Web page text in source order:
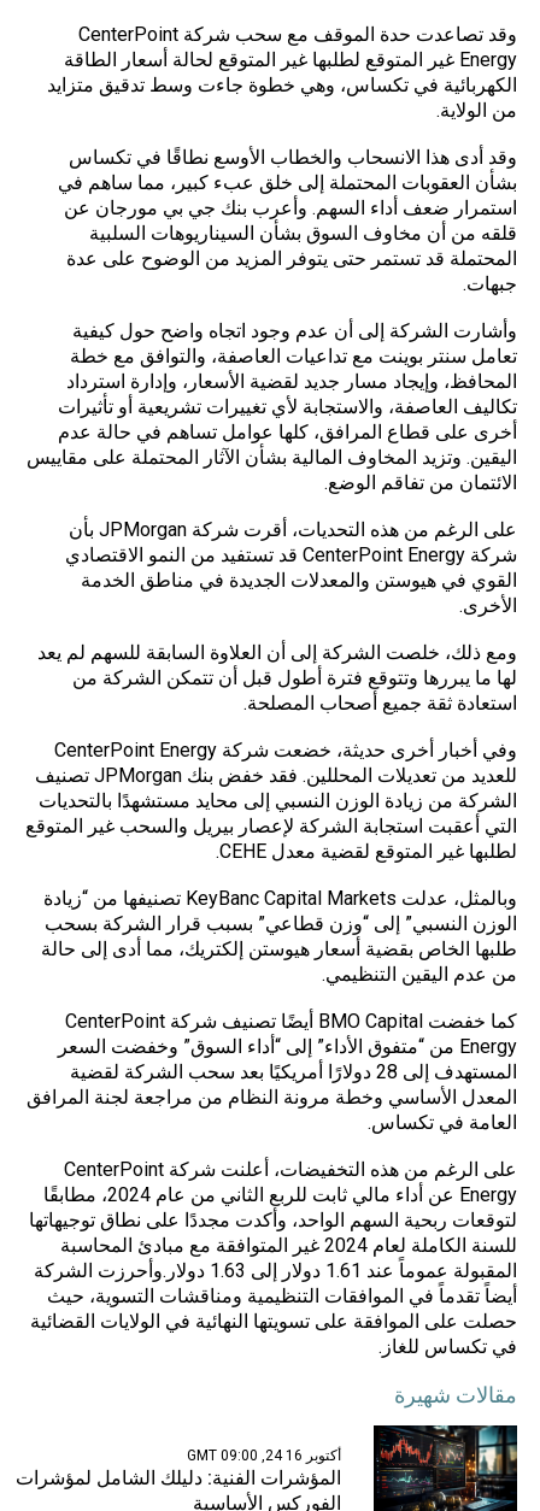
وقد تصاعدت حدة الموقف مع سحب شركة CenterPoint
Energy غير المتوقع لطلبها غير المتوقع لحالة أسعار الطاقة
الكهربائية في تكساس، وهي خطوة جاءت وسط تدقيق متزايد
من الولاية.
وقد أدى هذا الانسحاب والخطاب الأوسع نطاقًا في تكساس
بشأن العقوبات المحتملة إلى خلق عبء كبير، مما ساهم في
استمرار ضعف أداء السهم. وأعرب بنك جي بي مورجان عن
قلقه من أن مخاوف السوق بشأن السيناريوهات السلبية
المحتملة قد تستمر حتى يتوفر المزيد من الوضوح على عدة
جبهات.
وأشارت الشركة إلى أن عدم وجود اتجاه واضح حول كيفية
تعامل سنتر بوينت مع تداعيات العاصفة، والتوافق مع خطة
المحافظ، وإيجاد مسار جديد لقضية الأسعار، وإدارة استرداد
تكاليف العاصفة، والاستجابة لأي تغييرات تشريعية أو تأثيرات
أخرى على قطاع المرافق، كلها عوامل تساهم في حالة عدم
اليقين. وتزيد المخاوف المالية بشأن الآثار المحتملة على مقاييس
الائتمان من تفاقم الوضع.
على الرغم من هذه التحديات، أقرت شركة JPMorgan بأن
شركة CenterPoint Energy قد تستفيد من النمو الاقتصادي
القوي في هيوستن والمعدلات الجديدة في مناطق الخدمة
الأخرى.
ومع ذلك، خلصت الشركة إلى أن العلاوة السابقة للسهم لم يعد
لها ما يبررها وتتوقع فترة أطول قبل أن تتمكن الشركة من
استعادة ثقة جميع أصحاب المصلحة.
وفي أخبار أخرى حديثة، خضعت شركة CenterPoint Energy
للعديد من تعديلات المحللين. فقد خفض بنك JPMorgan تصنيف
الشركة من زيادة الوزن النسبي إلى محايد مستشهدًا بالتحديات
التي أعقبت استجابة الشركة لإعصار بيريل والسحب غير المتوقع
لطلبها غير المتوقع لقضية معدل CEHE.
وبالمثل، عدلت KeyBanc Capital Markets تصنيفها من “زيادة
الوزن النسبي” إلى “وزن قطاعي” بسبب قرار الشركة بسحب
طلبها الخاص بقضية أسعار هيوستن إلكتريك، مما أدى إلى حالة
من عدم اليقين التنظيمي.
كما خفضت BMO Capital أيضًا تصنيف شركة CenterPoint
Energy من “متفوق الأداء” إلى “أداء
السوق” وخفضت السعر
المستهدف إلى 28 دولارًا أمريكيًا بعد سحب الشركة لقضية
المعدل الأساسي وخطة مرونة النظام من مراجعة لجنة المرافق
العامة في تكساس.
على الرغم من هذه التخفيضات، أعلنت شركة CenterPoint
Energy عن أداء مالي ثابت للربع الثاني من عام 2024، مطابقًا
لتوقعات ربحية السهم الواحد، وأكدت مجددًا على نطاق توجيهاتها
للسنة الكاملة لعام 2024 غير المتوافقة مع مبادئ المحاسبة
المقبولة عموماً عند 1.61 دولار إلى 1.63 دولار.وأحرزت الشركة
أيضاً تقدماً في الموافقات التنظيمية ومناقشات التسوية، حيث
حصلت على الموافقة على تسويتها النهائية في الولايات القضائية
في تكساس للغاز.
مقالات شهيرة
أكتوبر 16 24, 09:00 GMT
المؤشرات الفنية: دليلك الشامل لمؤشرات
الفوركس الأساسية